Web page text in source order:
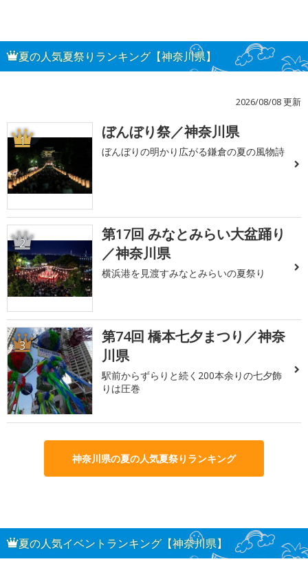
夏の人気夏祭りランキング【神奈川県】
2026/08/08 更新
1 ぼんぼり祭／神奈川県
ぼんぼりの明かり広がる鎌倉の夏の風物詩
2
第17回 みなとみらい大盆踊り
／神奈川県
横浜港を見渡すみなとみらいの夏祭り
3
第74回 橋本七夕まつり／神奈
川県
駅前からずらりと続く200本余りの七夕飾
りは圧巻
神奈川県の夏の人気夏祭りランキング
夏の人気イベントランキング【神奈川県】